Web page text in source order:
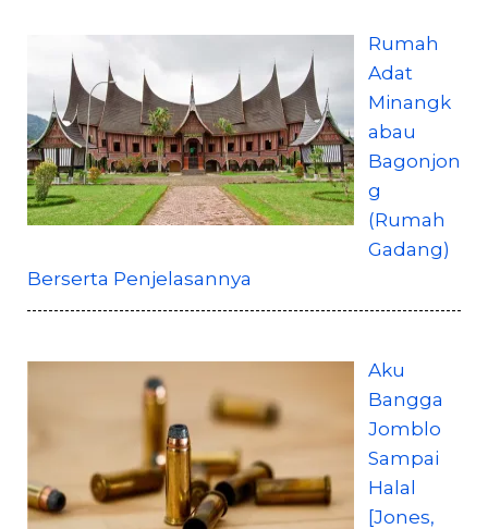
Rumah
Adat
Minangk
abau
Bagonjon
g
(Rumah
Gadang)
Berserta Penjelasannya
Aku
Bangga
Jomblo
Sampai
Halal
[Jones,